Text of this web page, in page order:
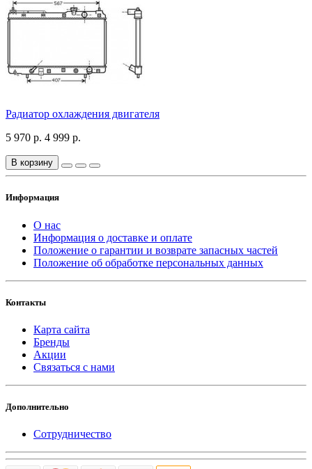
Радиатор охлаждения двигателя
5 970 р. 4 999 р.
В корзину
Информация
О нас
Информация о доставке и оплате
Положение о гарантии и возврате запасных частей
Положение об обработке персональных данных
Контакты
Карта сайта
Бренды
Акции
Связаться с нами
Дополнительно
Сотрудничество